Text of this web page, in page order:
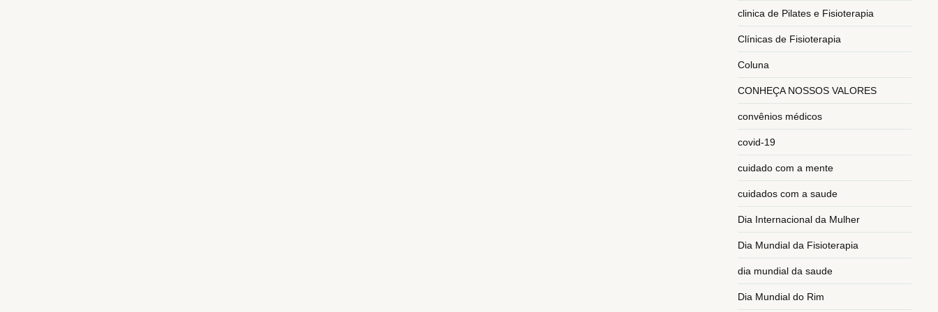
clinica de Pilates e Fisioterapia
Clínicas de Fisioterapia
Coluna
CONHEÇA NOSSOS VALORES
convênios médicos
covid-19
cuidado com a mente
cuidados com a saude
Dia Internacional da Mulher
Dia Mundial da Fisioterapia
dia mundial da saude
Dia Mundial do Rim